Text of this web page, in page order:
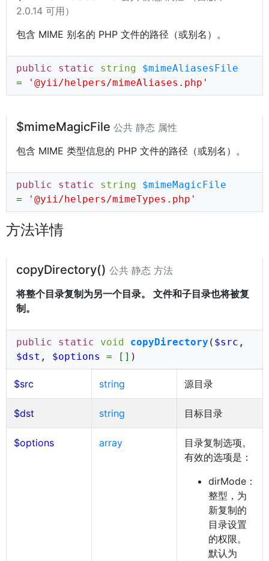
2.0.14 可用）
包含 MIME 别名的 PHP 文件的路径（或别名）。
public static string
$mimeAliasesFile
=
'@yii/helpers/mimeAliases.php'
$mimeMagicFile 公共 静态 属性
包含 MIME 类型信息的 PHP 文件的路径（或别名）。
public static string
$mimeMagicFile
=
'@yii/helpers/mimeTypes.php'
方法详情
copyDirectory() 公共 静态 方法
将整个目录复制为另一个目录。 文件和子目录也将被复
制。
public static void copyDirectory ( $src ,
$dst , $options = [] )
$src string 源目录
$dst string 目标目录
$options array
目录复制选项。
有效的选项是：
dirMode：
整型，为
新复制的
目录设置
的权限。
默认为